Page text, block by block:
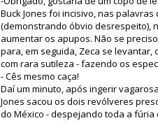
Buck Jones foi incisivo, nas
(demonstrando óbvio desrespeito),
aumentar os apupos. Não se
para, em seguida, Zeca se
com rara sutileza - fazendo os
- Cês mesmo caça!
Daí um minuto, após ingerir
Jones sacou os dois revólveres
do México - despejando toda a